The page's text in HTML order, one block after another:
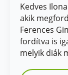
Kedves
akik
Ferences
fordítva is
melyik diák